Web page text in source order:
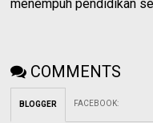
menempuh pendidikan
COMMENTS
BLOGGER FACEBOOK: